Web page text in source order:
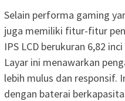
Selain performa gaming
juga memiliki fitur-fitur
IPS LCD berukuran 6,82
Layar ini menawarkan
lebih mulus dan responsif.
dengan baterai